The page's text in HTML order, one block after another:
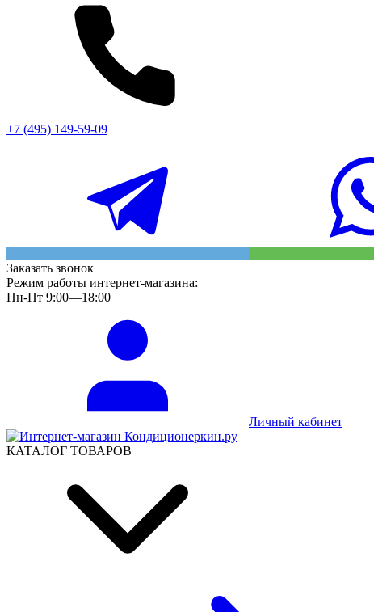
+7 (495) 149-59-09
Заказать звонок
Режим работы интернет-магазина:
Пн-Пт 9:00—18:00
Личный кабинет
КАТАЛОГ ТОВАРОВ